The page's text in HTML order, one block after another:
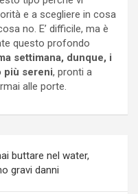
e a scegliere in cosa
no. E’ difficile, ma è
questo profondo
settimana, dunque, i
più sereni, pronti a
alle porte.
buttare nel water,
gravi danni